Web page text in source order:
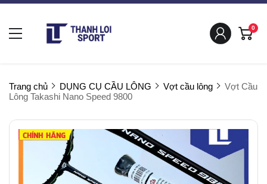
0
Trang chủ DỤNG CỤ CẦU LÔNG Vợt cầu lông
Vợt Cầu
Lông Takashi Nano Speed 9800